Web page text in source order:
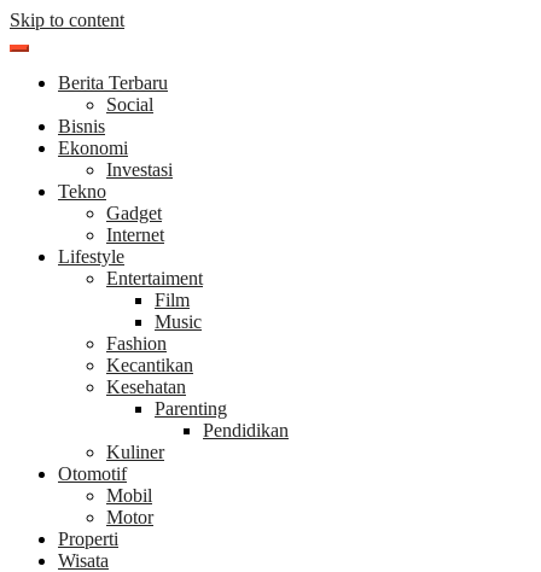
Skip to content
Berita Terbaru
Social
Bisnis
Ekonomi
Investasi
Tekno
Gadget
Internet
Lifestyle
Entertaiment
Film
Music
Fashion
Kecantikan
Kesehatan
Parenting
Pendidikan
Kuliner
Otomotif
Mobil
Motor
Properti
Wisata